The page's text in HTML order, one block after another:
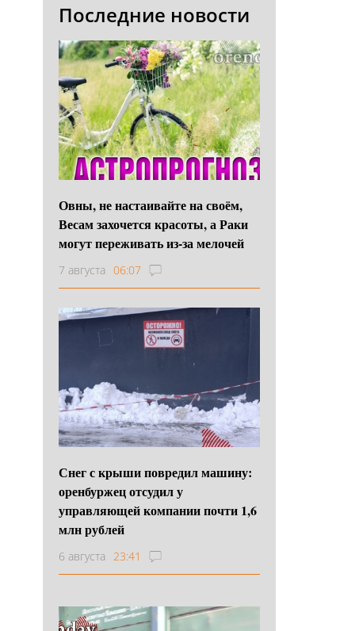
Последние новости
Овны, не настаивайте на своём,
Весам захочется красоты, а Раки
могут переживать из-за мелочей
7 августа 06:07
Снег с крыши повредил машину:
оренбуржец отсудил у
управляющей компании почти 1,6
млн рублей
6 августа 23:41